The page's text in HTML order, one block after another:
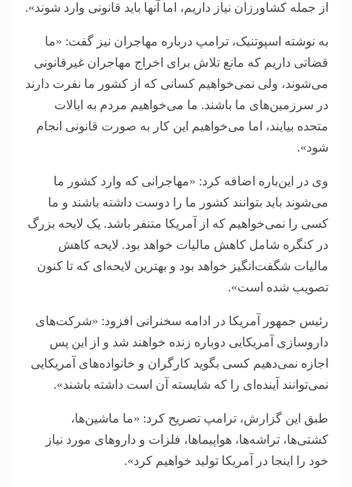
از جمله کشاورزان نیاز داریم، اما آنها باید قانونی وارد شوند».
به نوشته اسپوتنیک، ترامپ درباره مهاجران نیز گفت: «ما
قضاتی داریم که مانع تلاش برای اخراج مهاجران غیرقانونی
می‌شوند، ولی نمی‌خواهیم کسانی که از کشور ما نفرت دارند
در سرزمین‌های ما باشند. ما می‌خواهیم مردم به ایالات
متحده بیایند، اما می‌خواهیم این کار به صورت قانونی انجام
شود».
وی در این‌باره اضافه کرد: «مهاجرانی که وارد کشور ما
می‌شوند باید بتوانند کشور ما را دوست داشته باشند و ما
کسی را نمی‌خواهیم که از آمریکا متنفر باشد. یک لایحه بزرگ
در کنگره شامل کاهش مالیات خواهد بود. لایحه کاهش
مالیات شگفت‌انگیز خواهد بود و بهترین لایحه‌ای که تا کنون
تصویب شده است».
رئیس جمهور آمریکا در ادامه سخنرانی افزود: «شرکت‌های
داروسازی آمریکایی دوباره زنده خواهند شد و از این پس
اجازه نمی‌دهیم کسی بگوید کارگران و خانواده‌های آمریکایی
نمی‌توانند آینده‌ای را که شایسته آن است داشته باشند».
طبق این گزارش، ترامپ تصریح کرد: «ما ماشین‌ها،
کشتی‌ها، تراشه‌ها، هواپیماها، فلزات و دارو‌های مورد نیاز
خود را اینجا در آمریکا تولید خواهیم کرد».